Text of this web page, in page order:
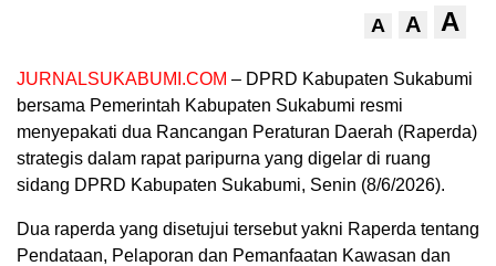
A A A
JURNALSUKABUMI.COM – DPRD Kabupaten Sukabumi
bersama Pemerintah Kabupaten Sukabumi resmi
menyepakati dua Rancangan Peraturan Daerah (Raperda)
strategis dalam rapat paripurna yang digelar di ruang
sidang DPRD Kabupaten Sukabumi, Senin (8/6/2026).
Dua raperda yang disetujui tersebut yakni Raperda tentang
Pendataan, Pelaporan dan Pemanfaatan Kawasan dan